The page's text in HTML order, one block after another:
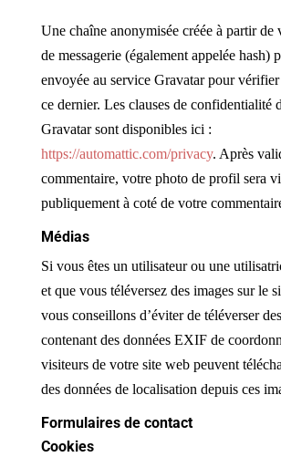
Une chaîne anonymisée créée à partir de
de messagerie (également appelée hash)
envoyée au service Gravatar pour
ce dernier. Les clauses de confidentialité
Gravatar sont disponibles ici :
https://automattic.com/privacy. Après
commentaire, votre photo de profil sera
publiquement à coté de votre
Médias
Si vous êtes un utilisateur ou une
et que vous téléversez des images sur le
vous conseillons d’éviter de téléverser
contenant des données EXIF de
visiteurs de votre site web peuvent
des données de localisation depuis ces
Formulaires de contact
Cookies